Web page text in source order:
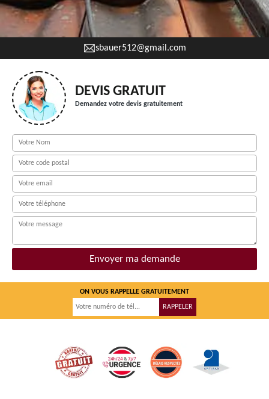
sbauer512@gmail.com
DEVIS GRATUIT
Demandez votre devis gratuitement
ON VOUS RAPPELLE GRATUITEMENT